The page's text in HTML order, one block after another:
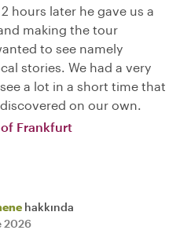
hours later he gave us a
making the tour
to see namely
stories. We had a very
a lot in a short time that
on our own.
Frankfurt
hakkında
2026